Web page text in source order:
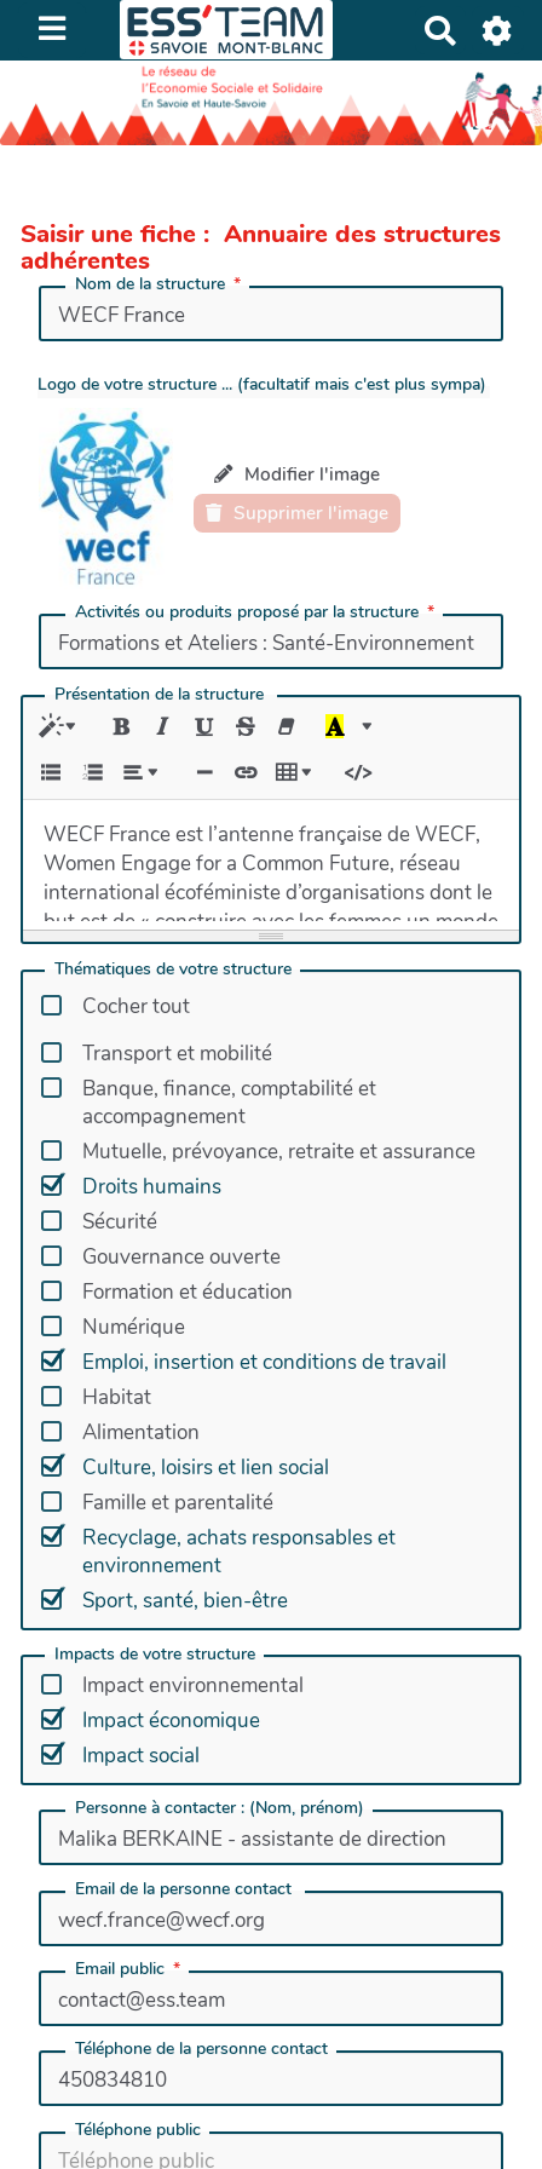
e
c
h
e
h
Saisir une fiche : Annuaire des structures
adhérentes
Nom de la structure
Logo de votre structure ... (facultatif mais c'est plus sympa)
Modifier l'image
Supprimer l'image
Activités ou produits proposé par la structure
Présentation de la structure
WECF France est l’antenne française de WECF,
Women Engage for a Common Future, réseau
international écoféministe d’organisations dont le
but est de « construire avec les femmes un monde
sain, durable et équitable ». WECF a été crée en
1994, à la suite du Sommet de la Terre qui s’est
tenu à Rio de Janeiro en 1992.
La branche française de WECF a été fondée le 31
mars 2008 avec une double vocation : agir au
niveau local et plaider au niveau national et
international pour « construire avec les femmes
un monde sain, durable et équitable ».
WECF France s’implique donc dans des
thématiques majeures comme la santé
environnementale, la lutte contre le changement
climatique, la qualité de l’alimentation, l’accès à
l’eau et à l’assainissement avec, pour chacune, le
souci de lutter contre les inégalités de genre et de
protéger les populations les plus vulnérables en
particulier les femmes enceintes et les enfants.
Thématiques de votre structure
Cocher tout
Transport et mobilité
Banque, finance, comptabilité et
accompagnement
Mutuelle, prévoyance, retraite et assurance
Droits humains
Sécurité
Gouvernance ouverte
Formation et éducation
Numérique
Emploi, insertion et conditions de travail
Habitat
Alimentation
Culture, loisirs et lien social
Famille et parentalité
Recyclage, achats responsables et
environnement
Sport, santé, bien-être
Impacts de votre structure
Impact environnemental
Impact économique
Impact social
Personne à contacter : (Nom, prénom)
Email de la personne contact
Email public
Téléphone de la personne contact
Téléphone public